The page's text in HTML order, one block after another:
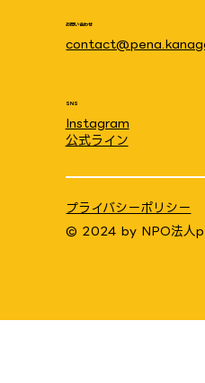
お問い合わせ
SNS
Instagram
公式ライン
© 2024 by NPO法人
プライバシーポリシー